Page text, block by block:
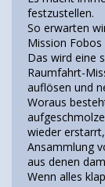
festzustellen.
So erwarten
Mission
Das wird eine
Raumfahrt-
auflösen und
Woraus
wieder
Ansammlung
aus denen
Wenn alles